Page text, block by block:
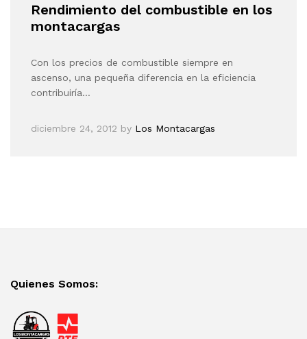
Rendimiento del combustible en los
montacargas
Con los precios de combustible siempre en
ascenso, una pequeña diferencia en la eficiencia
contribuiría…
diciembre 24, 2012 by Los Montacargas
Quienes Somos: